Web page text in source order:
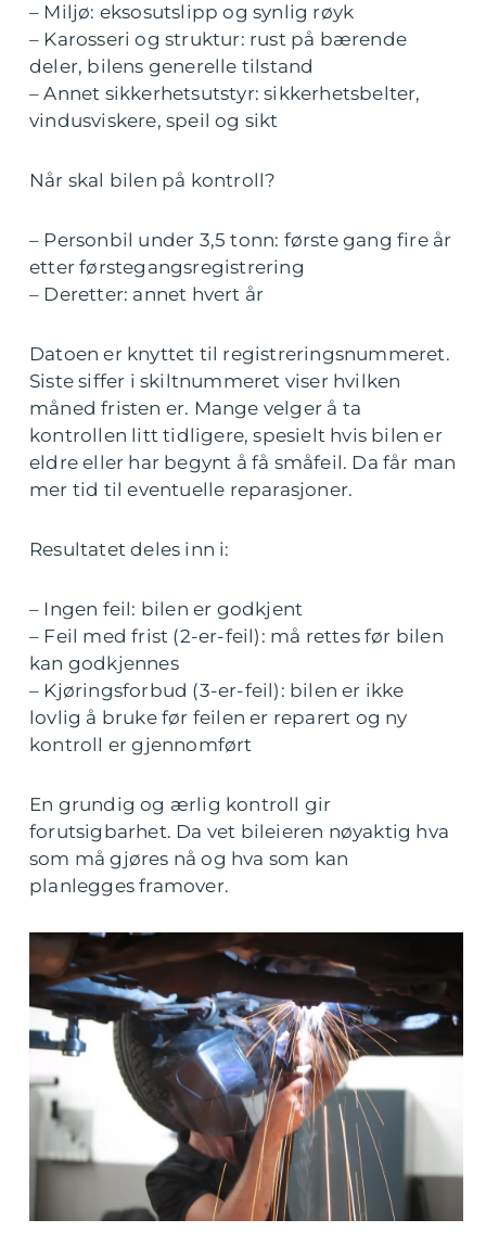
– Miljø: eksosutslipp og synlig røyk
– Karosseri og struktur: rust på bærende
deler, bilens generelle tilstand
– Annet sikkerhetsutstyr: sikkerhetsbelter,
vindusviskere, speil og sikt
Når skal bilen på kontroll?
– Personbil under 3,5 tonn: første gang fire år
etter førstegangsregistrering
– Deretter: annet hvert år
Datoen er knyttet til registreringsnummeret.
Siste siffer i skiltnummeret viser hvilken
måned fristen er. Mange velger å ta
kontrollen litt tidligere, spesielt hvis bilen er
eldre eller har begynt å få småfeil. Da får man
mer tid til eventuelle reparasjoner.
Resultatet deles inn i:
– Ingen feil: bilen er godkjent
– Feil med frist (2-er-feil): må rettes før bilen
kan godkjennes
– Kjøringsforbud (3-er-feil): bilen er ikke
lovlig å bruke før feilen er reparert og ny
kontroll er gjennomført
En grundig og ærlig kontroll gir
forutsigbarhet. Da vet bileieren nøyaktig hva
som må gjøres nå og hva som kan
planlegges framover.